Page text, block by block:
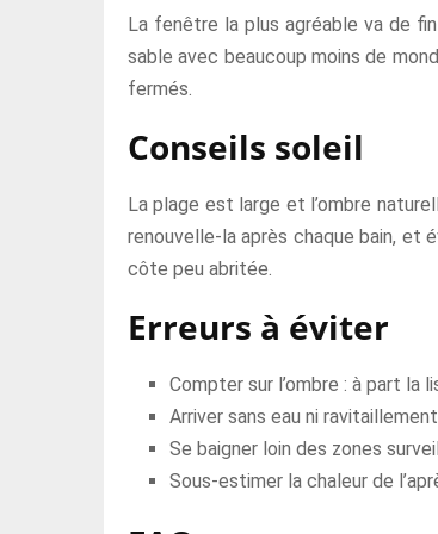
La fenêtre la plus agréable va de
sable avec beaucoup moins de
fermés.
Conseils soleil
La plage est large et l’ombre
renouvelle-la après chaque bain,
côte peu abritée.
Erreurs à éviter
Compter sur l’ombre : à part la
Arriver sans eau ni
Se baigner loin des zones
Sous-estimer la chaleur de